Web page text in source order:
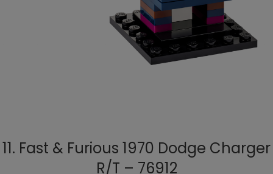
11. Fast & Furious 1970 Dodge Charger
R/T – 76912